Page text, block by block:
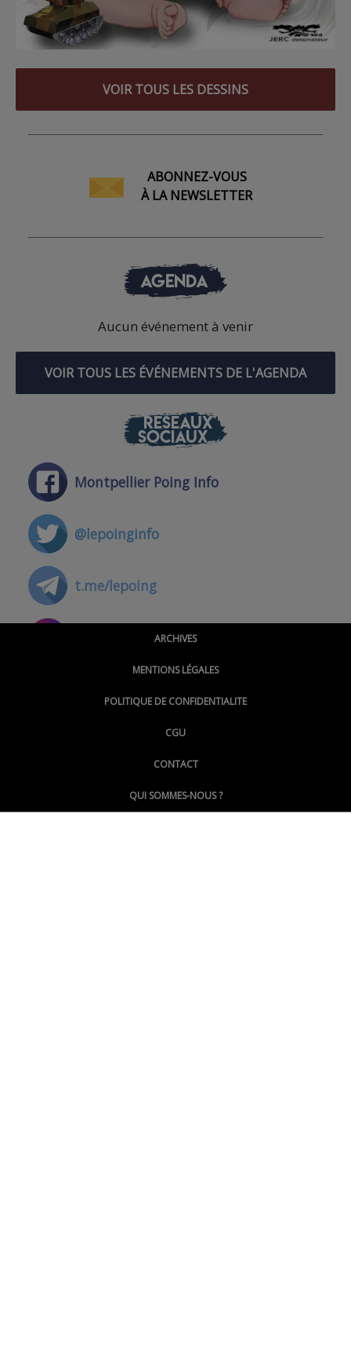
VOIR TOUS LES DESSINS
ABONNEZ-VOUS
À LA NEWSLETTER
AGENDA
Aucun événement à venir
VOIR TOUS LES ÉVÉNEMENTS DE L'AGENDA
RÉSEAUX
SOCIAUX
Montpellier Poing Info
@lepoinginfo
t.me/lepoing
@montpellierpoinginfo
@LePoingMontpellier
ARCHIVES
MENTIONS LÉGALES
POLITIQUE DE CONFIDENTIALITE
CGU
CONTACT
QUI SOMMES-NOUS ?